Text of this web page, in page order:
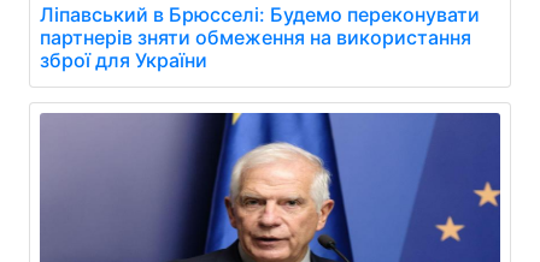
Ліпавський в Брюсселі: Будемо переконувати
партнерів зняти обмеження на використання
зброї для України